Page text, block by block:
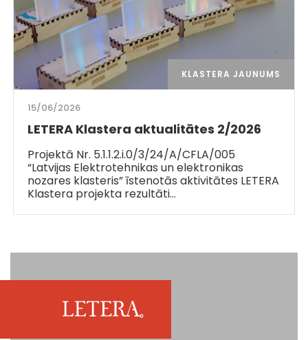
KLASTERA JAUNUMS
15/06/2026
LETERA Klastera aktualitātes 2/2026
Projektā Nr. 5.1.1.2.i.0/3/24/A/CFLA/005
“Latvijas Elektrotehnikas un elektronikas
nozares klasteris” īstenotās aktivitātes LETERA
Klastera projekta rezultāti…